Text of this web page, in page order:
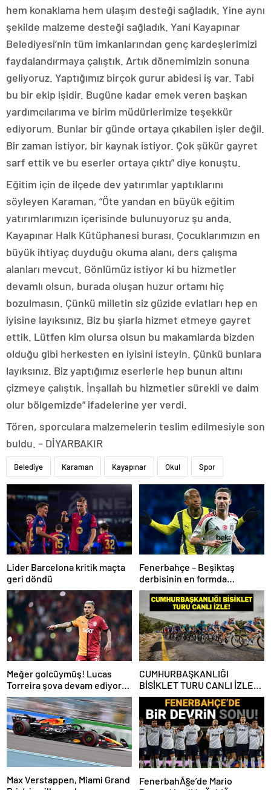
hem konaklama hem ulaşım desteği sağladık. Yine aynı
şekilde malzeme desteği sağladık. Yani Kayapınar
Belediyesi’nin tüm imkanlarından genç kardeşlerimizi
faydalandırmaya çalıştık. Artık dönemimizin sonuna
geliyoruz. Yaptığımız birçok gurur abidesi iş var. Tabi
bu bir ekip işidir. Bugüne kadar emek veren başkan
yardımcılarıma ve birim müdürlerimize teşekkür
ediyorum. Bunlar bir günde ortaya çıkabilen işler değil.
Bir zaman istiyor, bir kaynak istiyor. Çok şükür gayret
sarf ettik ve bu eserler ortaya çıktı” diye konuştu.
Eğitim için de ilçede dev yatırımlar yaptıklarını
söyleyen Karaman, “Öte yandan en büyük eğitim
yatırımlarımızın içerisinde bulunuyoruz şu anda.
Kayapınar Halk Kütüphanesi burası. Çocuklarımızın en
büyük ihtiyaç duyduğu okuma alanı, ders çalışma
alanları mevcut. Gönlümüz istiyor ki bu hizmetler
devamlı olsun, burada oluşan huzur ortamı hiç
bozulmasın. Çünkü milletin siz güzide evlatları hep en
iyisine layıksınız. Biz bu şiarla hizmet etmeye gayret
ettik. Lütfen kim olursa olsun bu makamlarda bizden
olduğu gibi herkesten en iyisini isteyin. Çünkü bunlara
layıksınız. Biz yaptığımız eserlerle hep bunun altını
çizmeye çalıştık. İnşallah bu hizmetler sürekli ve daim
olur bölgemizde” ifadelerine yer verdi.
Tören, sporculara malzemelerin teslim edilmesiyle son
buldu. – DİYARBAKIR
Belediye Karaman Kayapınar Okul Spor
Lider Barcelona kritik maçta
geri döndü
Fenerbahçe – Beşiktaş
derbisinin en formda
ayakları: Anderson Talisca ve
Rafa Silva
Meğer golcüymüş! Lucas
Torreira şova devam ediyor…
CUMHURBAŞKANLIĞI
BİSİKLET TURU CANLI İZLE:
Cumhurbaşkanlığı Bisiklet
Yarışı Hangi Kanalda? İşte
İzmir Bisiklet Yarışı Bilgileri…
Max Verstappen, Miami Grand
FenerbahÃ§e’de Mario